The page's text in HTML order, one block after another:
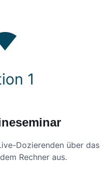
1
Dozierenden über das
Rechner aus.